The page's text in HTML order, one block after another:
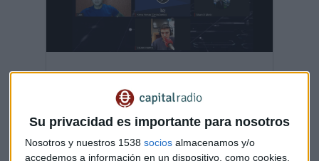
Su privacidad es importante para nosotros
Nosotros y nuestros 1538 socios almacenamos y/o
accedemos a información en un dispositivo, como cookies,
historia de Bitcoin
En esta tertulia de la mano de Álvaro de María,
Alberto Mera, CriptoZorrito, Bruno Cripto y Luis
Bolívar, analizamos la filosofía y la historia de BTC.
Capital Radio /
/ 2022-02-26